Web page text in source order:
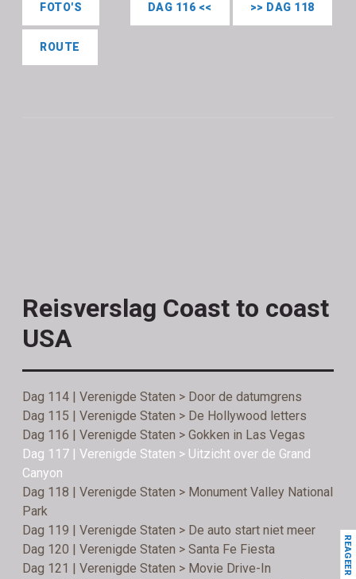
>> DAG 118
DAG 116 <<
FOTO'S
ROUTE
Reisverslag Coast to coast
USA
Dag 114 | Verenigde Staten > Door de datumgrens
Dag 115 | Verenigde Staten > De Hollywood letters
Dag 116 | Verenigde Staten > Gokken in Las Vegas
Dag 117 | Verenigde Staten > Uitzicht over de Grand
Canyon
Dag 118 | Verenigde Staten > Monument Valley National
Park
Dag 119 | Verenigde Staten > De auto start niet meer
Dag 120 | Verenigde Staten > Santa Fe Fiesta
Dag 121 | Verenigde Staten > Movie Drive-In
REAGEER